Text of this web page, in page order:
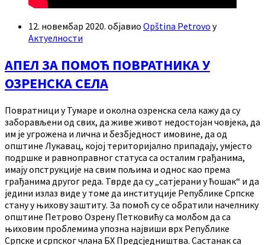
12. новембар 2020. објавио Opština Petrovo у
Актуелности
АПЕЛ ЗА ПОМОЋ ПОВРАТНИКА У
ОЗРЕНСКА СЕЛА
Повратници у Тумаре и околна озренска села кажу да су
заборављени од свих, да живе живот недостојан човјека, да
им је угрожена и лична и безбједност имовине, да од
општине Лукавац, којој територијално припадају, умјесто
подршке и равноправног статуса са осталим грађанима,
имају опструкције на свим пољима и однос као према
грађанима другог реда. Тврде да су „сатјерани у ћошак“ и да
једини излаз виде у томе да институције Републике Српске
стану у њихову заштиту. За помоћ су се обратили начелнику
општине Петрово Озрену Петковићу са молбом да са
њиховим проблемима упозна највиши врх Републике
Српске и српског члана БХ Предсједништва. Састанак са